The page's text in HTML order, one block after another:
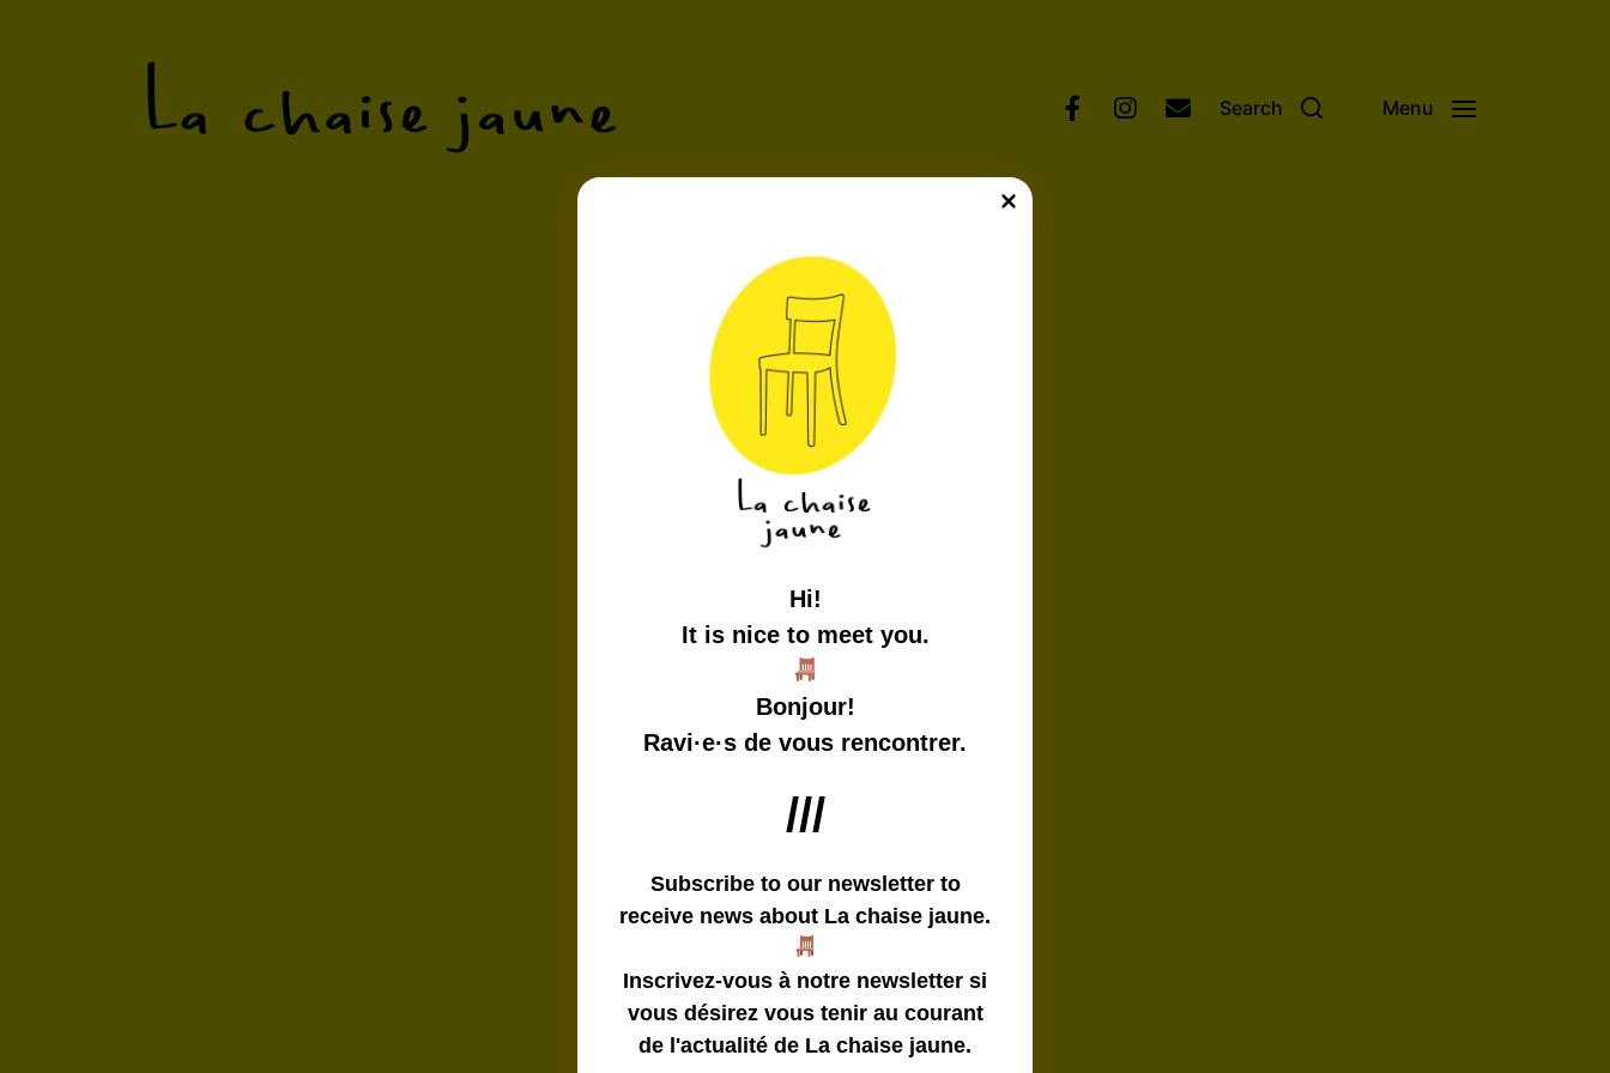
Un collectif tentaculaire qui publie des zines Search Menu
Hi!
It is nice to meet you.
Bonjour!
Ravi·e·s de vous rencontrer.
///
Subscribe to our newsletter to
receive news about La chaise jaune.
Inscrivez-vous à notre newsletter si
vous désirez vous tenir au courant
de l'actualité de La chaise jaune.